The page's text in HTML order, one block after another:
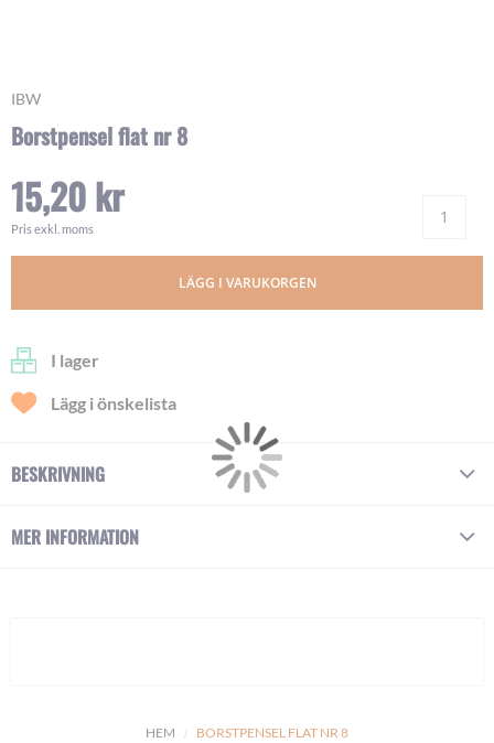
HEM BORSTPENSEL FLAT NR 8
IBW
Borstpensel flat nr 8
15,20 kr
Pris exkl. moms
LÄGG I VARUKORGEN
I lager
Lägg i önskelista
Skip
the
of
the
images
BESKRIVNING
MER INFORMATION